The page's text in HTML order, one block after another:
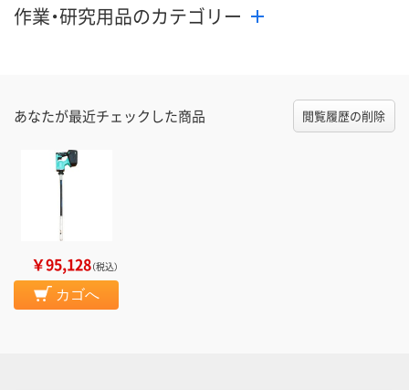
作業・研究用品のカテゴリー
あなたが最近チェックした商品 閲覧履歴の削除
￥95,128（税込）
カゴへ